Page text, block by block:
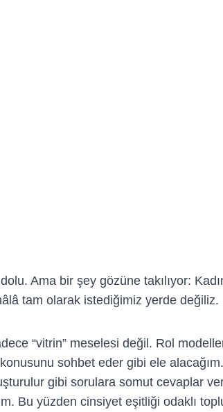
Ama bir şey gözüne takılıyor:
tam olarak istediğimiz yerde değiliz.
“vitrin” meselesi değil. Rol
sohbet eder gibi ele
gibi sorulara somut cevaplar
Bu yüzden cinsiyet eşitliği odaklı